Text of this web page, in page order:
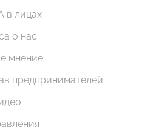
в лицах
о нас
мнение
предпринимателей